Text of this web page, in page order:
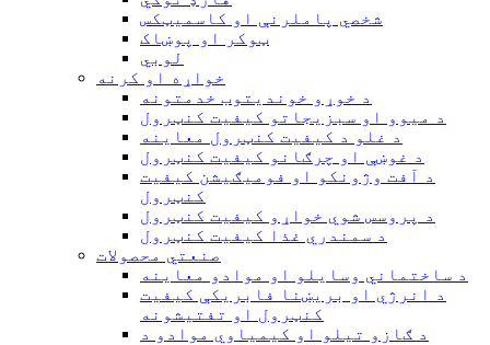
شخصي پاملرنې او کاسمیټکس
ټوکر او پوښاک
لوبي
خواړه او کرنه
د خوړو خوندیتوب خدمتونه
د میوو او سبزیجاتو کیفیت کنټرول
د غلو د کیفیت کنټرول معاینه
د غوښې او چرګانو کیفیت کنټرول
د آفت وژونکو او فومیګیشن کیفیت
کنټرول
د پروسس شوي خواړو کیفیت کنټرول
د سمندري غذا کیفیت کنټرول
صنعتي محصولات
د ساختماني وسایلو او موادو معاینه
د انرژي او بریښنا فابریکې کیفیت
کنټرول او تفتیشونه
د ګازو تیلو او کیمیاوي موادو د